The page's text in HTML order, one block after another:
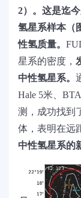
2）。这是迄
氢星系样本（
性氢质量。
星系的密度，
中性氢星系。
Hale 5米、
测，成功找到
体，表明在远
中性氢星系的